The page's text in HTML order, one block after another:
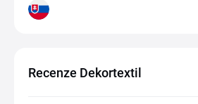
Recenze Dekortextil